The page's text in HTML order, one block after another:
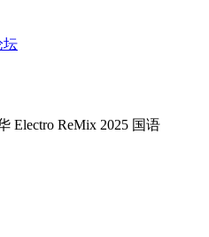
坛
Electro ReMix 2025 国语